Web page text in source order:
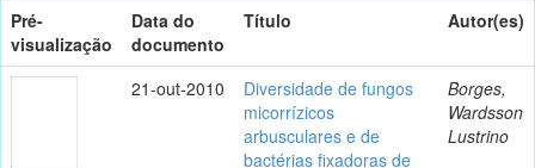
Pré-
visualização
Data do
documento
Título Autor(es)
21-out-2010
Diversidade de fungos
micorrízicos
arbusculares e de
bactérias fixadoras de
Borges,
Wardsson
Lustrino